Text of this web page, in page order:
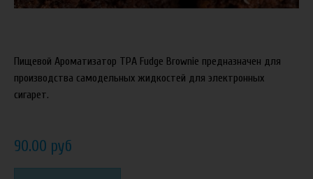
Пищевой Ароматизатор TPA Fudge Brownie предназначен для
производства самодельных жидкостей для электронных
сигарет.
90.00 руб